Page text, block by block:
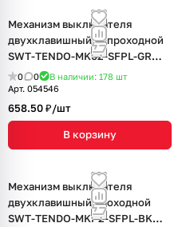
Механизм выключателя
двухклавишный непроходной
SWT-TENDO-MK02-SFPL-GR
(230V, 10A) (Arlight, Матовый
графитовый)
0 0 В наличии: 178 шт
Арт. 054546
658.50 ₽/шт
В корзину
Механизм выключателя
двухклавишный проходной
SWT-TENDO-MKP2-SFPL-BK